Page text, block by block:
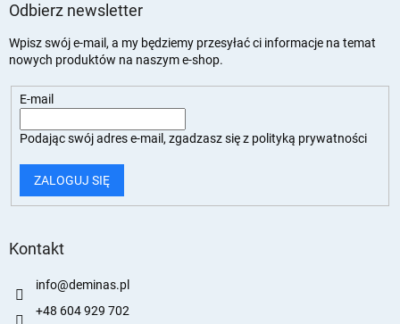
Odbierz newsletter
Wpisz swój e-mail, a my będziemy przesyłać ci informacje na temat
nowych produktów na naszym e-shop.
E-mail
Podając swój adres e-mail, zgadzasz się z polityką prywatności
ZALOGUJ SIĘ
Kontakt
info@deminas.pl
+48 604 929 702